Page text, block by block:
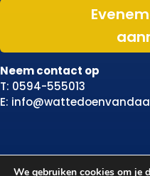
Neem contact op
T: 0594-555013
E:
We gebruiken cookies om je